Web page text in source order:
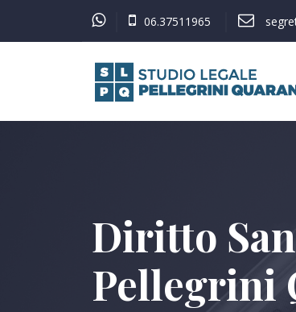
06.37511965
Diritto
Pellegrini